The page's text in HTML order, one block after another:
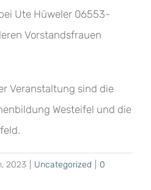
Ute Hüweler 06553-
Vorstandsfrauen
Veranstaltung sind die
Westeifel und die
2023 Uncategorized
0